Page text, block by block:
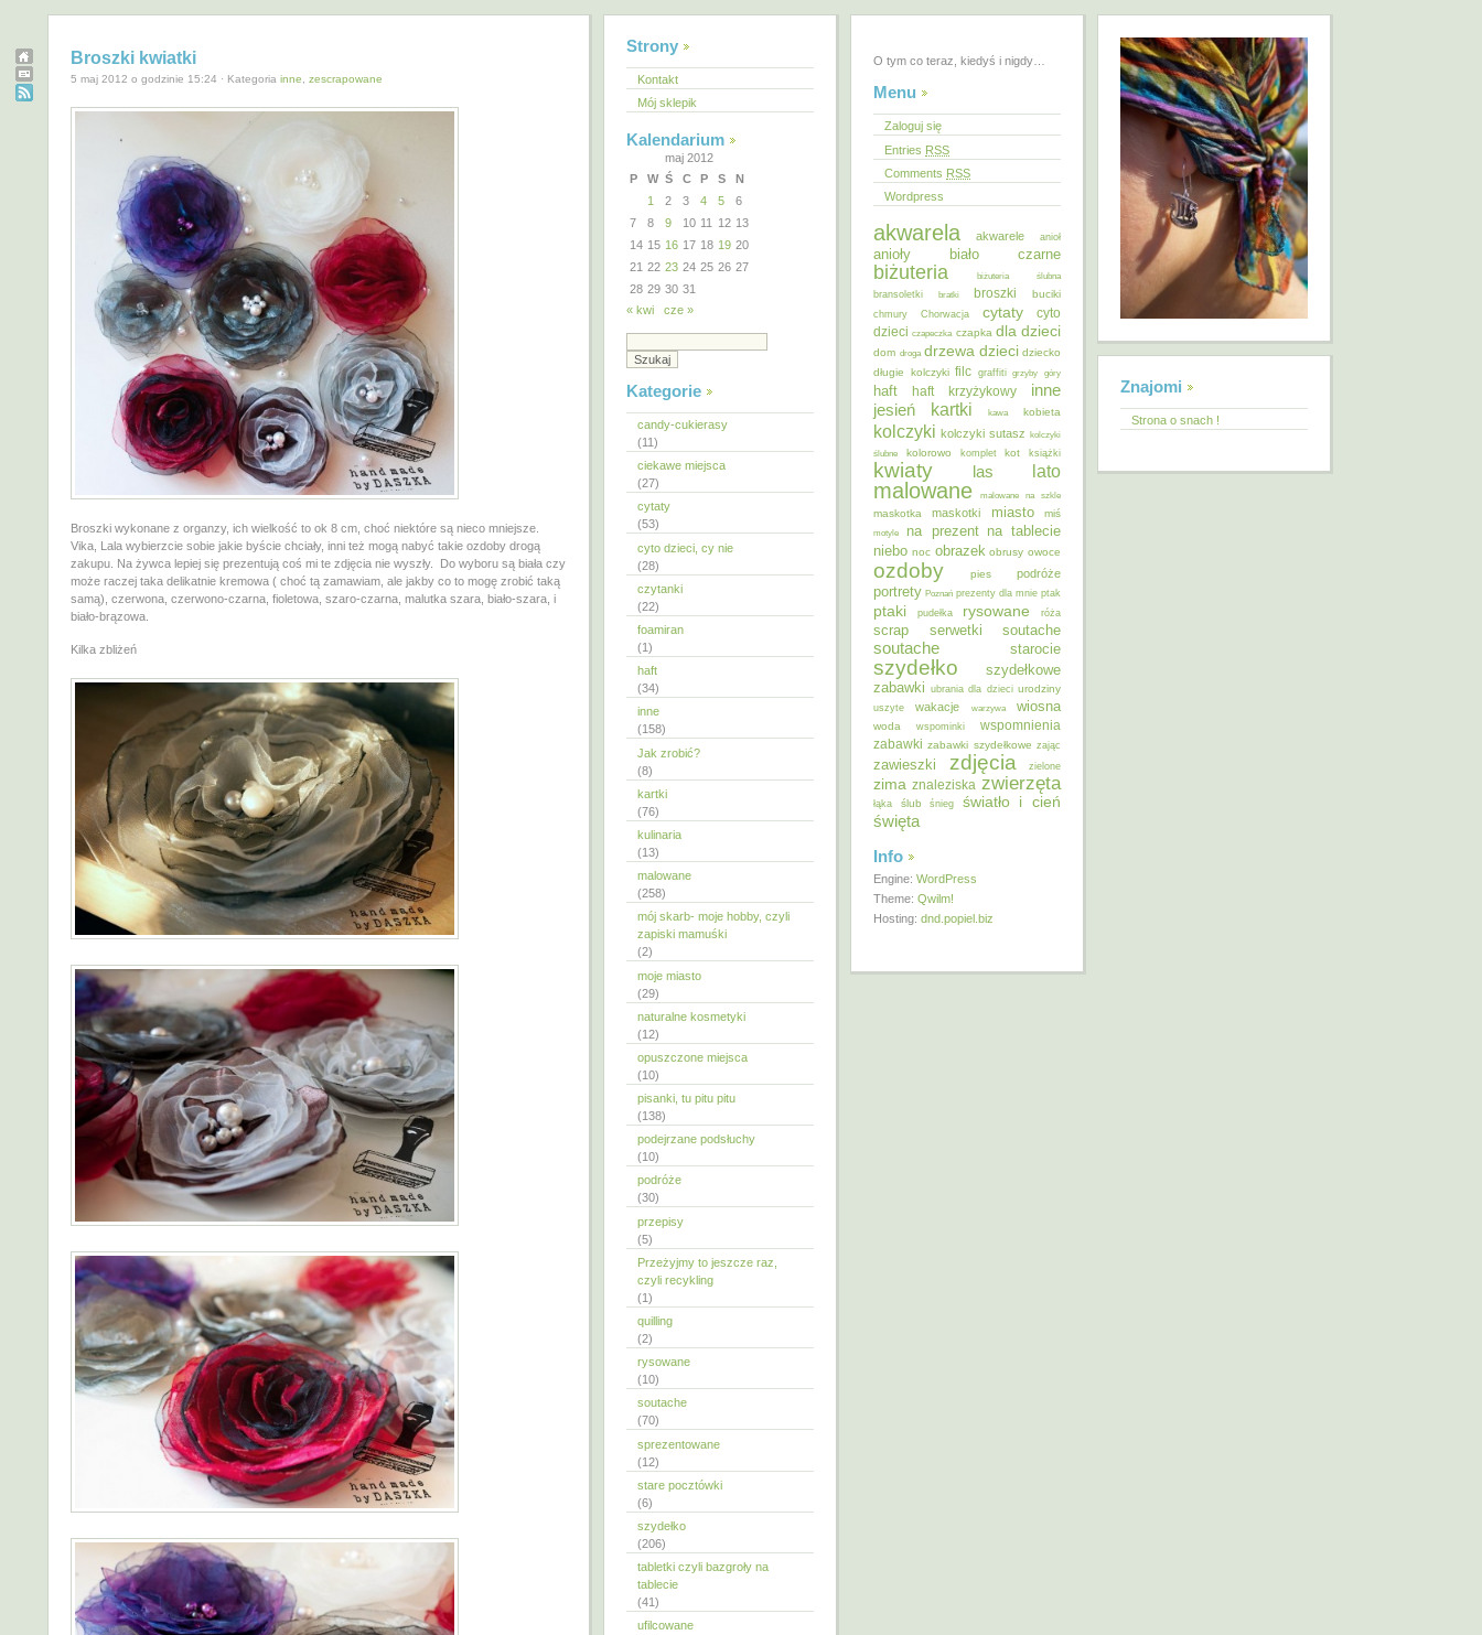
Broszki kwiatki
5 maj 2012 o godzinie 15:24 · Kategoria inne zescrapowane
Broszki wykonane z organzy, ich wielkość to ok 8 cm, choć niektóre są nieco mniejsze.
Vika, Lala wybierzcie sobie jakie byście chciały, inni też mogą nabyć takie ozdoby drogą
zakupu. Na żywca lepiej się prezentują coś mi te zdjęcia nie wyszły. Do wyboru są biała czy
może raczej taka delikatnie kremowa ( choć tą zamawiam, ale jakby co to mogę zrobić taką
samą), czerwona, czerwono-czarna, fioletowa, szaro-czarna, malutka szara, biało-szara, i
biało-brązowa.
Kilka zbliżeń
Strony
Kontakt
Mój sklepik
Kalendarium
maj 2012
P
W Ś C P S
N
1
2 3 4 5
6
7
8 9 10 11 12 13
14 15 16 17 18 19 20
21 22 23 24 25 26 27
28 29 30 31
« kwi
cze »
Kategorie
candy-cukierasy
(11)
ciekawe miejsca
(27)
cytaty
(53)
cyto dzieci, cy nie
(28)
czytanki
(22)
foamiran
(1)
haft
(34)
inne
(158)
Jak zrobić?
(8)
kartki
(76)
kulinaria
(13)
malowane
(258)
mój skarb- moje hobby, czyli
zapiski mamuśki
(2)
moje miasto
(29)
naturalne kosmetyki
(12)
opuszczone miejsca
(10)
pisanki, tu pitu pitu
(138)
podejrzane podsłuchy
(10)
podróże
(30)
przepisy
(5)
Przeżyjmy to jeszcze raz,
czyli recykling
(1)
quilling
(2)
rysowane
(10)
soutache
(70)
sprezentowane
(12)
stare pocztówki
(6)
szydełko
(206)
tabletki czyli bazgroły na
tablecie
(41)
ufilcowane
O tym co teraz, kiedyś i nigdy…
Menu
Zaloguj się
Entries RSS
Comments RSS
Wordpress
akwarela akwarele anioł
anioły biało czarne
biżuteria
biżuteria ślubna
bransoletki
bratki broszki buciki
chmury Chorwacja cytaty
cyto
dzieci czapeczka czapka dla dzieci
dom droga drzewa dzieci dziecko
długie kolczyki filc graffiti grzyby góry
haft haft krzyżykowy inne
jesień kartki kawa kobieta
kolczyki kolczyki sutasz kolczyki
ślubne
kolorowo komplet kot książki
kwiaty las lato
malowane malowane na szkle
maskotka maskotki miasto miś
motyle na prezent na tablecie
niebo noc obrazek obrusy owoce
ozdoby pies podróże
portrety Poznań prezenty dla mnie ptak
ptaki pudełka rysowane róża
scrap serwetki soutache
soutache starocie
szydełko
szydełkowe
zabawki ubrania dla dzieci urodziny
uszyte wakacje warzywa wiosna
woda wspominki
wspomnienia
zabawki zabawki szydełkowe zając
zawieszki zdjęcia zielone
zima znaleziska zwierzęta
łąka ślub śnieg światło i cień
święta
Info
Engine: WordPress
Theme: Qwilm!
Hosting: dnd.popiel.biz
Znajomi
Strona o snach !